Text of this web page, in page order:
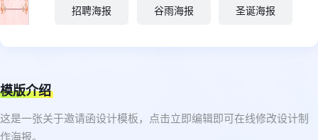
招聘海报 谷雨海报 圣诞海报
模版介绍
这是一张关于邀请函设计模板，点击立即编辑即可在线修改设计制
作海报。